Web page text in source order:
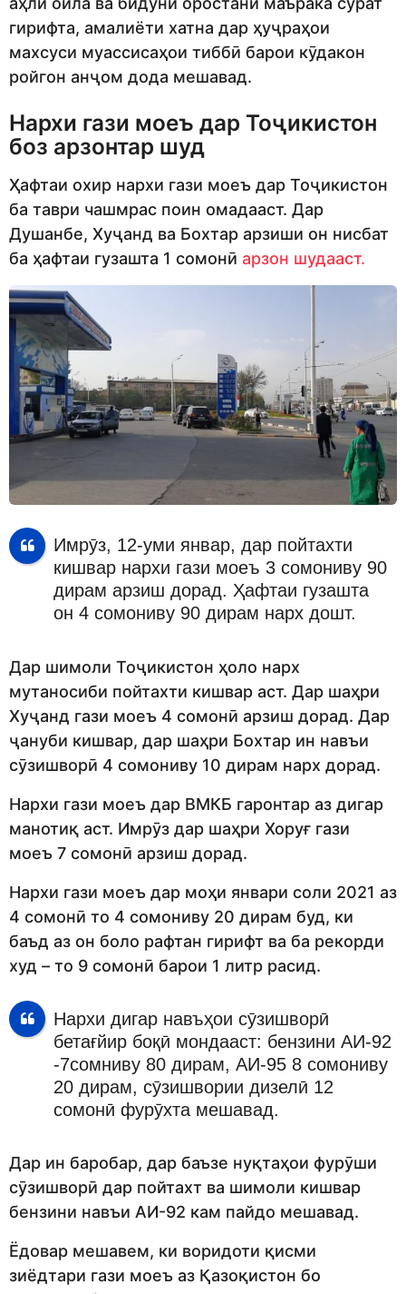
гирифта, амалиёти хатна дар ҳуҷраҳои
махсуси муассисаҳои тиббӣ барои кӯдакон
ройгон анҷом дода мешавад.
Нархи гази моеъ дар Тоҷикистон
боз арзонтар шуд
Ҳафтаи охир нархи гази моеъ дар Тоҷикистон
ба таври чашмрас поин омадааст. Дар
Душанбе, Хуҷанд ва Бохтар арзиши он нисбат
ба ҳафтаи гузашта 1 сомонӣ арзон шудааст.
Имрӯз, 12-уми январ, дар пойтахти
кишвар нархи гази моеъ 3 сомониву 90
дирам арзиш дорад. Ҳафтаи гузашта
он 4 сомониву 90 дирам нарх дошт.
Дар шимоли Тоҷикистон ҳоло нарх
мутаносиби пойтахти кишвар аст. Дар шаҳри
Хуҷанд гази моеъ 4 сомонӣ арзиш дорад. Дар
ҷануби кишвар, дар шаҳри Бохтар ин навъи
сӯзишворӣ 4 сомониву 10 дирам нарх дорад.
Нархи гази моеъ дар ВМКБ гаронтар аз дигар
манотиқ аст. Имрӯз дар шаҳри Хоруғ гази
моеъ 7 сомонӣ арзиш дорад.
Нархи гази моеъ дар моҳи январи соли 2021 аз
4 сомонӣ то 4 сомониву 20 дирам буд, ки
баъд аз он боло рафтан гирифт ва ба рекорди
худ – то 9 сомонӣ барои 1 литр расид.
Нархи дигар навъҳои сӯзишворӣ
бетағйир боқӣ мондааст: бензини АИ-92
-7сомниву 80 дирам, АИ-95 8 сомониву
20 дирам, сӯзишвории дизелӣ 12
сомонӣ фурӯхта мешавад.
Дар ин баробар, дар баъзе нуқтаҳои фурӯши
сӯзишворӣ дар пойтахт ва шимоли кишвар
бензини навъи АИ-92 кам пайдо мешавад.
Ёдовар мешавем, ки воридоти қисми
зиёдтари гази моеъ аз Қазоқистон бо